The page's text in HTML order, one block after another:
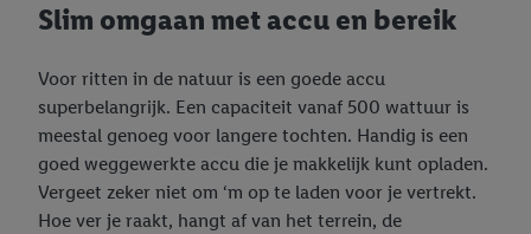
Slim omgaan met accu en bereik
Voor ritten in de natuur is een goede accu
superbelangrijk. Een capaciteit vanaf 500 wattuur is
meestal genoeg voor langere tochten. Handig is een
goed weggewerkte accu die je makkelijk kunt opladen.
Vergeet zeker niet om ‘m op te laden voor je vertrekt.
Hoe ver je raakt, hangt af van het terrein, de